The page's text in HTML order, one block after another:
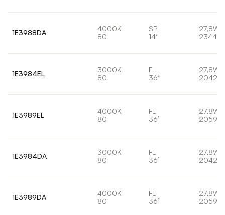
1E3988DA
4000K
80
SP
14°
27,8W
2344lm
1E3984EL
3000K
80
FL
36°
27,8W
2042lm
1E3989EL
4000K
80
FL
36°
27,8W
2059lm
1E3984DA
3000K
80
FL
36°
27,8W
2042lm
1E3989DA
4000K
80
FL
36°
27,8W
2059lm